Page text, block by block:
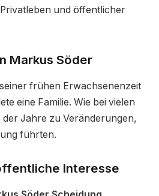
und öffentlicher
Markus Söder
frühen Erwachsenenzeit
eine Familie. Wie bei vielen
der Jahre zu Veränderungen,
führten.
Interesse